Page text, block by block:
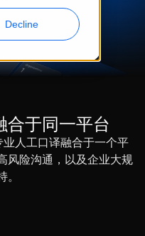
Decline
合于同一平台
人工口译融合于一个平
风险沟通，以及企业大规